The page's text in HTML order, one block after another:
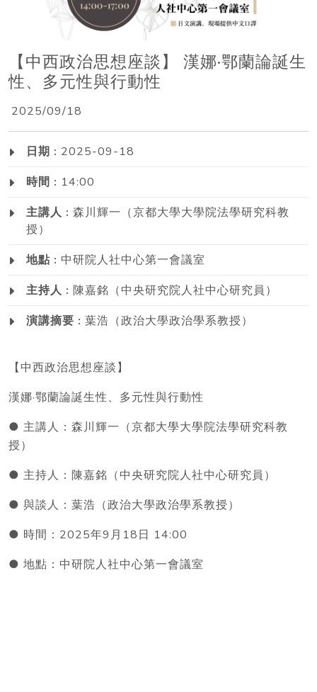
【中西政治思想座談】 漢娜·鄂蘭論誕生
性、多元性與行動性
2025/09/18
日期 : 2025-09-18
時間 : 14:00
主講人 : 森川輝一（京都大學大學院法學研究科教
授）
地點 : 中研院人社中心第一會議室
主持人 : 陳嘉銘（中央研究院人社中心研究員）
演講摘要 : 葉浩（政治大學政治學系教授）
【中西政治思想座談】
漢娜·鄂蘭論誕生性、多元性與行動性
● 主講人：森川輝一（京都大學大學院法學研究科教
授）
● 主持人：陳嘉銘（中央研究院人社中心研究員）
● 與談人：葉浩（政治大學政治學系教授）
● 時間：2025年9月18日 14:00
● 地點：中研院人社中心第一會議室